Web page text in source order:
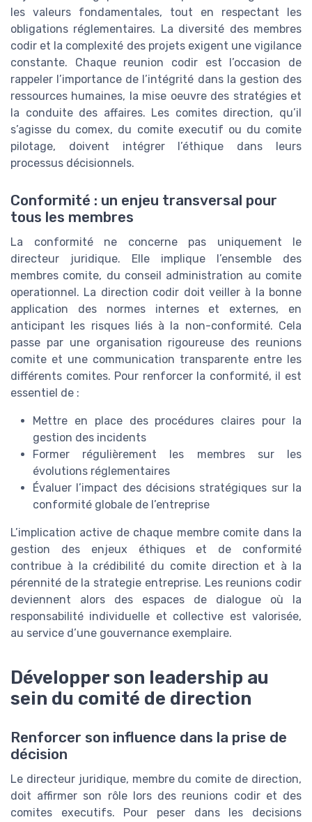
les valeurs fondamentales, tout en respectant les
obligations réglementaires. La diversité des membres
codir et la complexité des projets exigent une vigilance
constante. Chaque reunion codir est l’occasion de
rappeler l’importance de l’intégrité dans la gestion des
ressources humaines, la mise oeuvre des stratégies et
la conduite des affaires. Les comites direction, qu’il
s’agisse du comex, du comite executif ou du comite
pilotage, doivent intégrer l’éthique dans leurs
processus décisionnels.
Conformité : un enjeu transversal pour
tous les membres
La conformité ne concerne pas uniquement le
directeur juridique. Elle implique l’ensemble des
membres comite, du conseil administration au comite
operationnel. La direction codir doit veiller à la bonne
application des normes internes et externes, en
anticipant les risques liés à la non-conformité. Cela
passe par une organisation rigoureuse des reunions
comite et une communication transparente entre les
différents comites. Pour renforcer la conformité, il est
essentiel de :
Mettre en place des procédures claires pour la
gestion des incidents
Former régulièrement les membres sur les
évolutions réglementaires
Évaluer l’impact des décisions stratégiques sur la
conformité globale de l’entreprise
L’implication active de chaque membre comite dans la
gestion des enjeux éthiques et de conformité
contribue à la crédibilité du comite direction et à la
pérennité de la strategie entreprise. Les reunions codir
deviennent alors des espaces de dialogue où la
responsabilité individuelle et collective est valorisée,
au service d’une gouvernance exemplaire.
Développer son leadership au
sein du comité de direction
Renforcer son influence dans la prise de
décision
Le directeur juridique, membre du comite de direction,
doit affirmer son rôle lors des reunions codir et des
comites executifs. Pour peser dans les decisions